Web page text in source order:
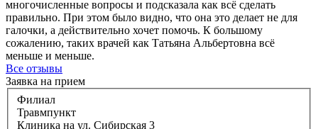
многочисленные вопросы и подсказала как всё сделать
правильно. При этом было видно, что она это делает не для
галочки, а действительно хочет помочь. К большому
сожалению, таких врачей как Татьяна Альбертовна всё
меньше и меньше.
Все отзывы
Заявка на прием
Филиал
Травмпункт
Клиника на ул. Сибирская 3